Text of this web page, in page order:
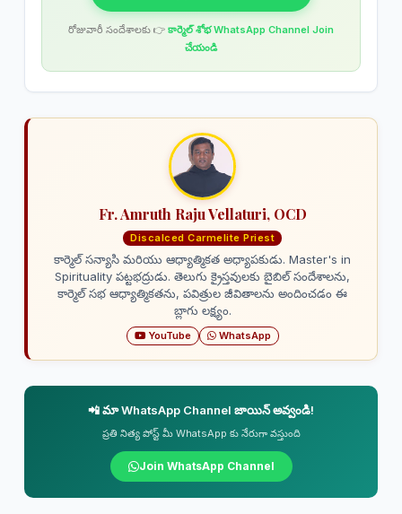
రోజువారీ సందేశాలకు 👉 కార్మెల్ శోభ WhatsApp Channel Join
చేయండి
Fr. Amruth Raju Vellaturi, OCD
Discalced Carmelite Priest
కార్మెల్ సన్యాసి మరియు ఆధ్యాత్మికత అధ్యాపకుడు. Master's in
Spirituality పట్టభద్రుడు. తెలుగు క్రైస్తవులకు బైబిల్ సందేశాలను,
కార్మెల్ సభ ఆధ్యాత్మికతను, పవిత్రుల జీవితాలను అందించడం ఈ
బ్లాగు లక్ష్యం.
YouTube WhatsApp
📲 మా WhatsApp Channel జాయిన్ అవ్వండి!
ప్రతి నిత్య పోస్ట్ మీ WhatsApp కు నేరుగా వస్తుంది
Join WhatsApp Channel